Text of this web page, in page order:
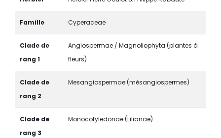
Famille Cyperaceae
Clade de
rang 1
Angiospermae / Magnoliophyta (plantes à
fleurs)
Clade de
rang 2
Mesangiospermae (mésangiospermes)
Clade de
rang 3
Monocotyledonae (Lilianae)